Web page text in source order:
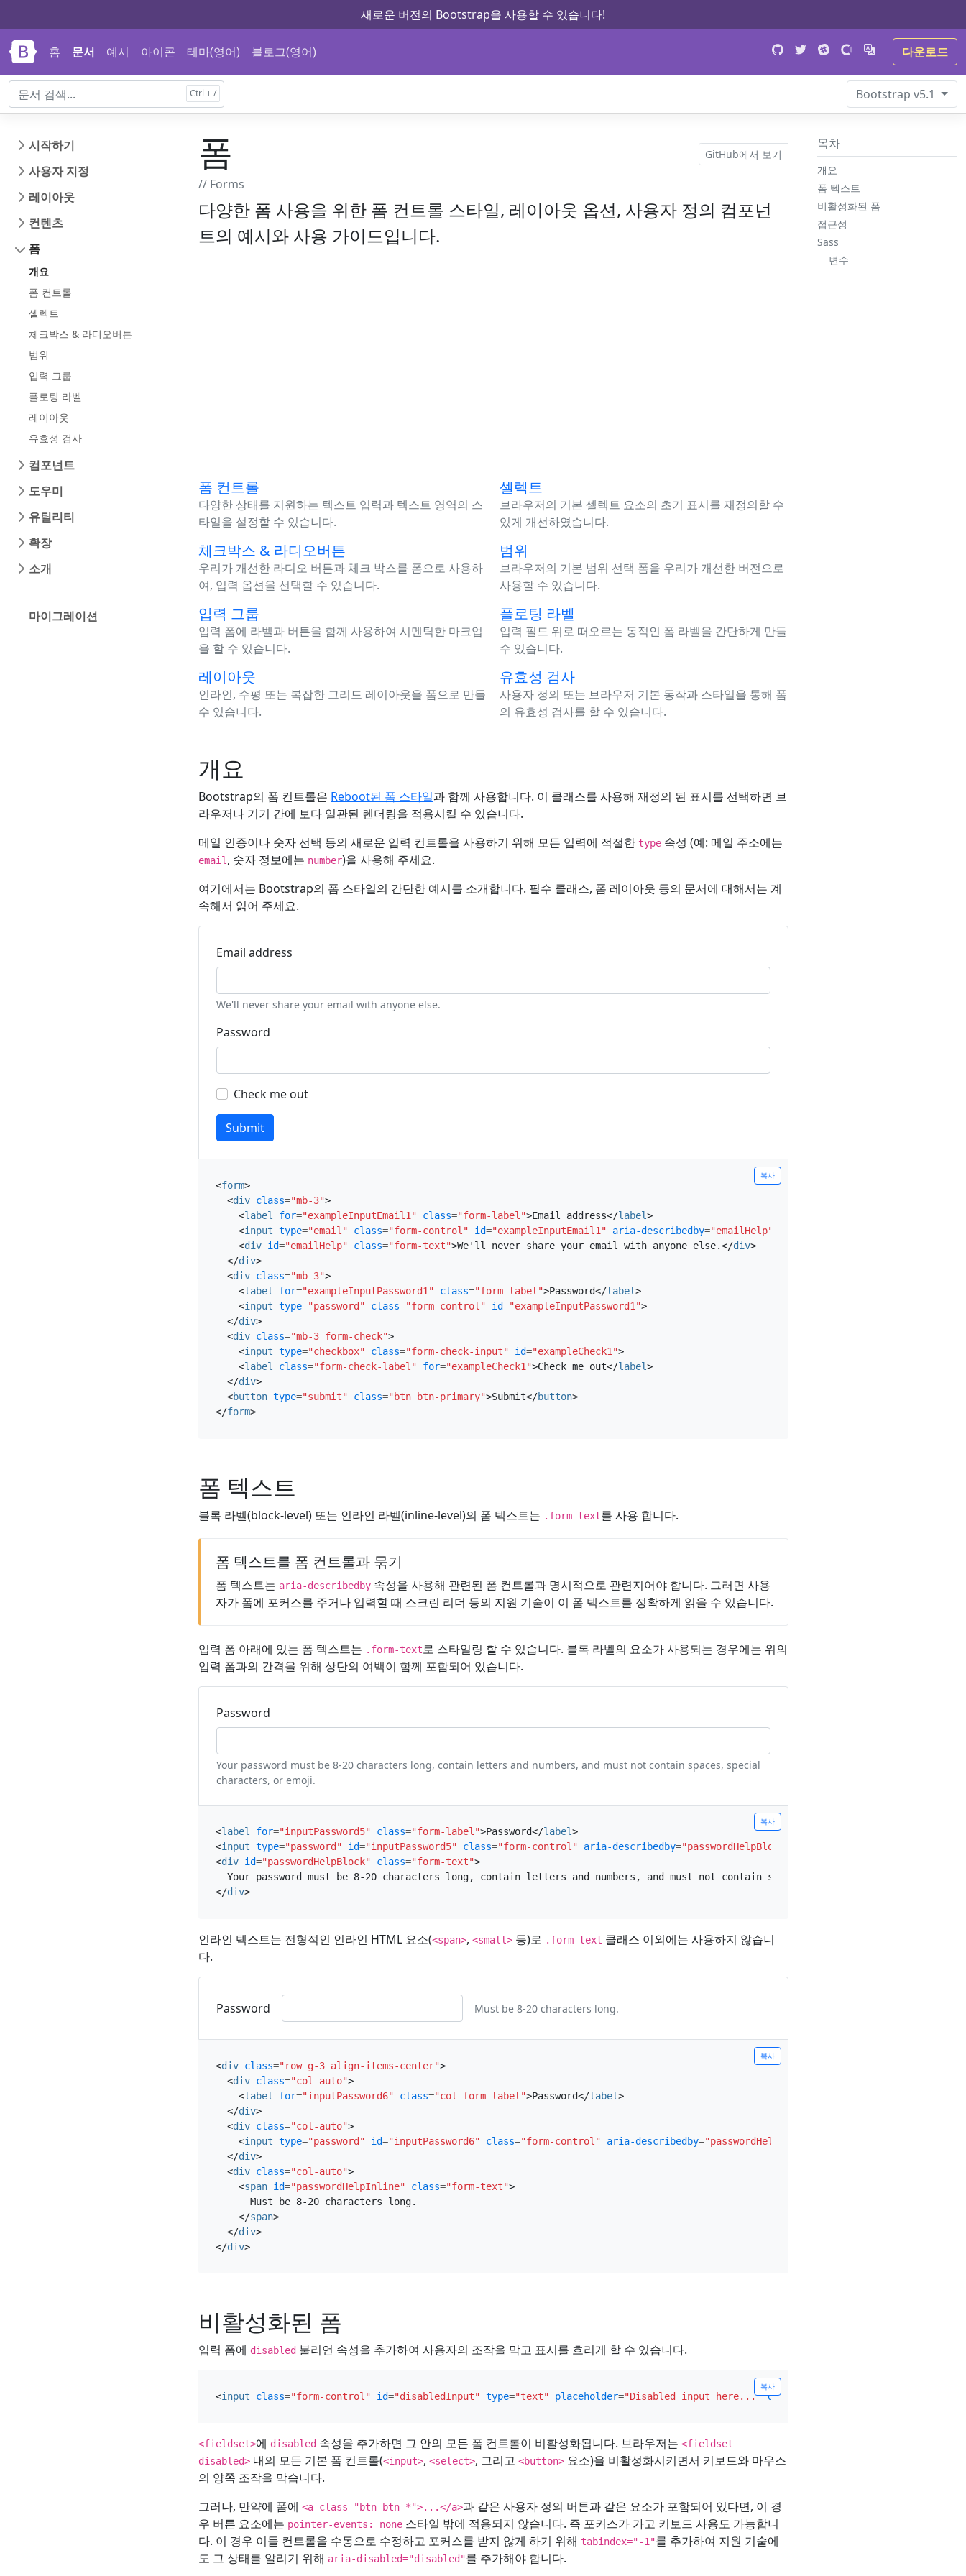
새로운 버전의 Bootstrap을 사용할 수 있습니다!
홈 문서 예시 아이콘 테마(영어) 블로그(영어) 다운로드
Bootstrap v5.1
시작하기
사용자 지정
레이아웃
컨텐츠
폼
개요
폼 컨트롤
셀렉트
체크박스 & 라디오버튼
범위
입력 그룹
플로팅 라벨
레이아웃
유효성 검사
컴포넌트
도우미
유틸리티
확장
소개
마이그레이션
GitHub에서 보기
폼
// Forms
다양한 폼 사용을 위한 폼 컨트롤 스타일, 레이아웃 옵션, 사용자 정의 컴포넌
트의 예시와 사용 가이드입니다.
목차
개요
폼 텍스트
비활성화된 폼
접근성
Sass
변수
폼 컨트롤
다양한 상태를 지원하는 텍스트 입력과 텍스트 영역의 스
타일을 설정할 수 있습니다.
셀렉트
브라우저의 기본 셀렉트 요소의 초기 표시를 재정의할 수
있게 개선하였습니다.
체크박스 & 라디오버튼
우리가 개선한 라디오 버튼과 체크 박스를 폼으로 사용하
여, 입력 옵션을 선택할 수 있습니다.
범위
브라우저의 기본 범위 선택 폼을 우리가 개선한 버전으로
사용할 수 있습니다.
입력 그룹
입력 폼에 라벨과 버튼을 함께 사용하여 시멘틱한 마크업
을 할 수 있습니다.
플로팅 라벨
입력 필드 위로 떠오르는 동적인 폼 라벨을 간단하게 만들
수 있습니다.
레이아웃
인라인, 수평 또는 복잡한 그리드 레이아웃을 폼으로 만들
수 있습니다.
유효성 검사
사용자 정의 또는 브라우저 기본 동작과 스타일을 통해 폼
의 유효성 검사를 할 수 있습니다.
개요
Bootstrap의 폼 컨트롤은 Reboot된 폼 스타일과 함께 사용합니다. 이 클래스를 사용해 재정의 된 표시를 선택하면 브
라우저나 기기 간에 보다 일관된 렌더링을 적용시킬 수 있습니다.
메일 인증이나 숫자 선택 등의 새로운 입력 컨트롤을 사용하기 위해 모든 입력에 적절한 type 속성 (예: 메일 주소에는
email , 숫자 정보에는 number)을 사용해 주세요.
여기에서는 Bootstrap의 폼 스타일의 간단한 예시를 소개합니다. 필수 클래스, 폼 레이아웃 등의 문서에 대해서는 계
속해서 읽어 주세요.
Email address
We'll never share your email with anyone else.
Password
Check me out
Submit
복사
<form>
<div class="mb-3">
<label for="exampleInputEmail1" class="form-label">Email address</label>
<input type="email" class="form-control" id="exampleInputEmail1" aria-describedby="emailHelp"
<div id="emailHelp" class="form-text">We'll never share your email with anyone else.</div>
</div>
<div class="mb-3">
<label for="exampleInputPassword1" class="form-label">Password</label>
<input type="password" class="form-control" id="exampleInputPassword1">
</div>
<div class="mb-3 form-check">
<input type="checkbox" class="form-check-input" id="exampleCheck1">
<label class="form-check-label" for="exampleCheck1">Check me out</label>
</div>
<button type="submit" class="btn btn-primary">Submit</button>
</form>
폼 텍스트
블록 라벨(block-level) 또는 인라인 라벨(inline-level)의 폼 텍스트는 .form-text를 사용 합니다.
폼 텍스트를 폼 컨트롤과 묶기
폼 텍스트는 aria-describedby 속성을 사용해 관련된 폼 컨트롤과 명시적으로 관련지어야 합니다. 그러면 사용
자가 폼에 포커스를 주거나 입력할 때 스크린 리더 등의 지원 기술이 이 폼 텍스트를 정확하게 읽을 수 있습니다.
입력 폼 아래에 있는 폼 텍스트는 .form-text로 스타일링 할 수 있습니다. 블록 라벨의 요소가 사용되는 경우에는 위의
입력 폼과의 간격을 위해 상단의 여백이 함께 포함되어 있습니다.
Password
Your password must be 8-20 characters long, contain letters and numbers, and must not contain spaces, special
characters, or emoji.
복사
<label for="inputPassword5" class="form-label">Password</label>
<input type="password" id="inputPassword5" class="form-control" aria-describedby="passwordHelpBlock"
<div id="passwordHelpBlock" class="form-text">
</div>
인라인 텍스트는 전형적인 인라인 HTML 요소(<span>, <small> 등)로 .form-text 클래스 이외에는 사용하지 않습니
다.
Password Must be 8-20 characters long.
복사
<div class="row g-3 align-items-center">
<div class="col-auto">
<label for="inputPassword6" class="col-form-label">Password</label>
</div>
<div class="col-auto">
<input type="password" id="inputPassword6" class="form-control" aria-describedby="passwordHelpInline"
</div>
<div class="col-auto">
<span id="passwordHelpInline" class="form-text">
      Must be 8-20 characters long.
</span>
</div>
</div>
비활성화된 폼
입력 폼에 disabled 불리언 속성을 추가하여 사용자의 조작을 막고 표시를 흐리게 할 수 있습니다.
복사
<input class="form-control" id="disabledInput" type="text" placeholder="Disabled input here..." disabled
<fieldset>에 disabled 속성을 추가하면 그 안의 모든 폼 컨트롤이 비활성화됩니다. 브라우저는 <fieldset
disabled> 내의 모든 기본 폼 컨트롤(<input>, <select>, 그리고 <button> 요소)을 비활성화시키면서 키보드와 마우스
의 양쪽 조작을 막습니다.
그러나, 만약에 폼에 <a class="btn btn-*">...</a>과 같은 사용자 정의 버튼과 같은 요소가 포함되어 있다면, 이 경
우 버튼 요소에는 pointer-events: none 스타일 밖에 적용되지 않습니다. 즉 포커스가 가고 키보드 사용도 가능합니
다. 이 경우 이들 컨트롤을 수동으로 수정하고 포커스를 받지 않게 하기 위해 tabindex="-1"를 추가하여 지원 기술에
도 그 상태를 알리기 위해 aria-disabled="disabled"를 추가해야 합니다.